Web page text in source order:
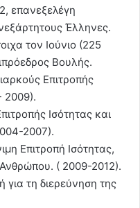
επανεξελέγη
Έλληνες.
τον Ιούνιο (225
Βουλής.
Επιτροπής
2009).
Ισότητας και
2007).
Επιτροπή Ισότητας,
( 2009-2012).
για τη διερεύνηση της